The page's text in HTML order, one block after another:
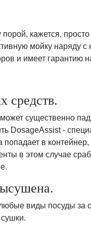
кажется,
мойку наряду
и имеет гарантию
средств.
существенно
DosageAssist -
в контейнер,
в этом случае
виды посуды за